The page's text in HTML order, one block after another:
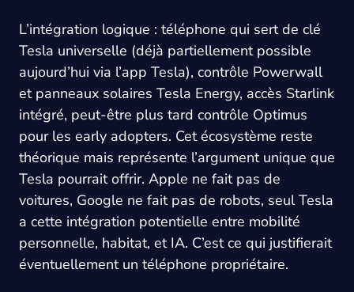
L’intégration logique : téléphone qui sert de clé
Tesla universelle (déjà partiellement possible
aujourd’hui via l’app Tesla), contrôle Powerwall
et panneaux solaires Tesla Energy, accès Starlink
intégré, peut-être plus tard contrôle Optimus
pour les early adopters. Cet écosystème reste
théorique mais représente l’argument unique que
Tesla pourrait offrir. Apple ne fait pas de
voitures, Google ne fait pas de robots, seul Tesla
a cette intégration potentielle entre mobilité
personnelle, habitat, et IA. C’est ce qui justifierait
éventuellement un téléphone propriétaire.